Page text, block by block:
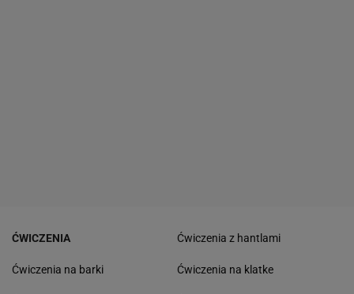
ĆWICZENIA
Ćwiczenia na barki
Ćwiczenia z hantlami
Ćwiczenia na klatke